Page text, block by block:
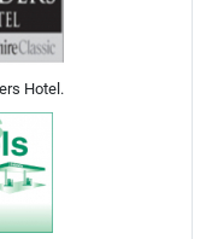
Hotel.